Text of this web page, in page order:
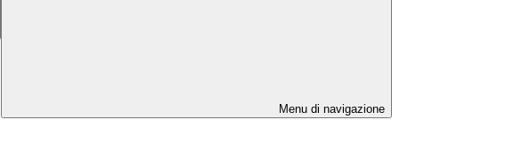
Menu di navigazione